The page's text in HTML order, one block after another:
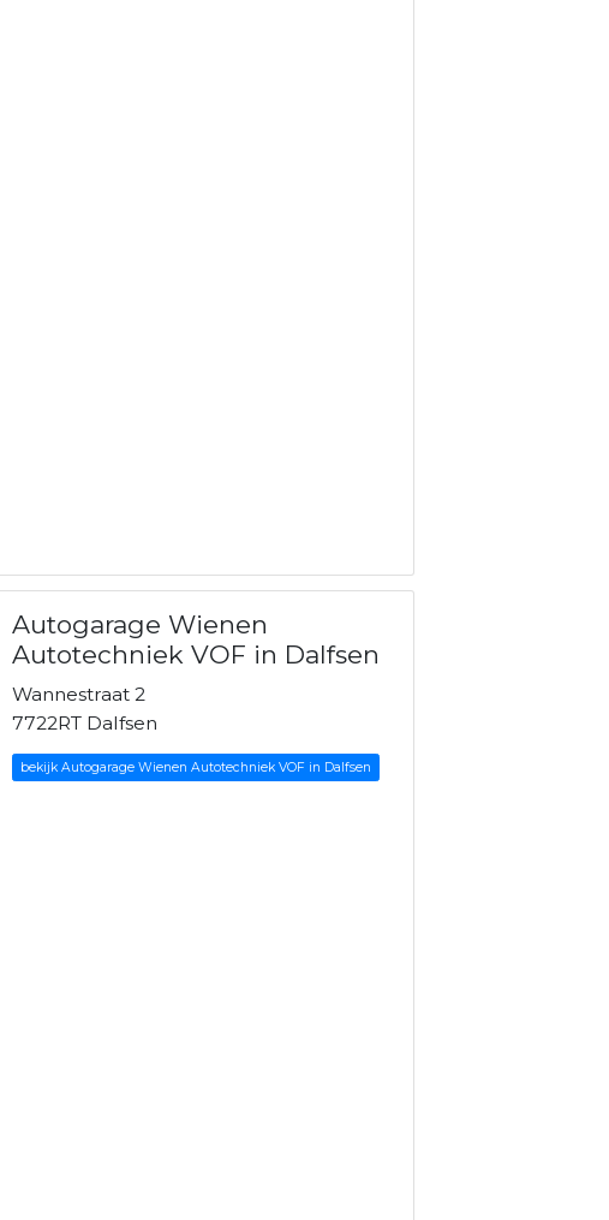
Autogarage Wienen
Autotechniek VOF in Dalfsen
Wannestraat 2
7722RT Dalfsen
bekijk Autogarage Wienen Autotechniek VOF in Dalfsen